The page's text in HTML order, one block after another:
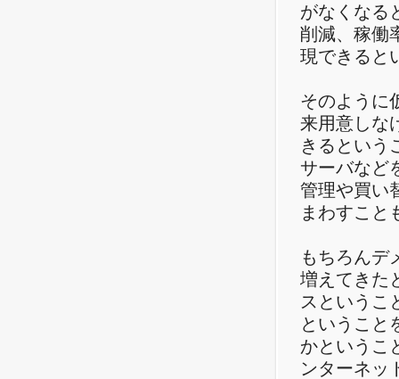
がなくなる
削減、稼働
現できると
そのように
来用意しな
きるという
サーバなど
管理や買い
まわすこと
もちろんデ
増えてきた
スというこ
ということ
かというこ
ンターネッ